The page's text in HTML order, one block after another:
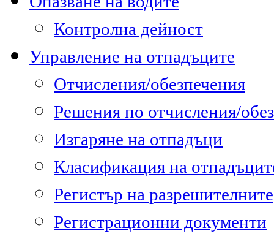
Контролна дейност
Управление на отпадъците
Отчисления/обезпечения
Решения по отчисления/
Изгаряне на отпадъци
Класификация на
Регистър на разрешителните
Регистрационни документи